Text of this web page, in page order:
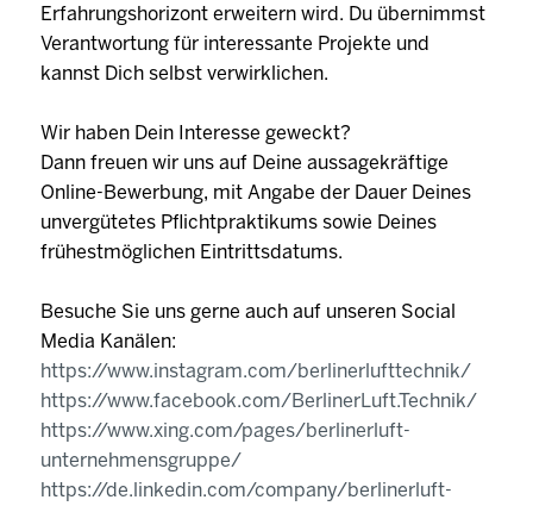
Erfahrungshorizont erweitern wird. Du übernimmst
Verantwortung für interessante Projekte und
kannst Dich selbst verwirklichen.
Wir haben Dein Interesse geweckt?
Dann freuen wir uns auf Deine aussagekräftige
Online-Bewerbung, mit Angabe der Dauer Deines
unvergütetes Pflichtpraktikums sowie Deines
frühestmöglichen Eintrittsdatums.
Besuche Sie uns gerne auch auf unseren Social
Media Kanälen:
https://www.instagram.com/berlinerlufttechnik/
https://www.facebook.com/BerlinerLuft.Technik/
https://www.xing.com/pages/berlinerluft-
unternehmensgruppe/
https://de.linkedin.com/company/berlinerluft-